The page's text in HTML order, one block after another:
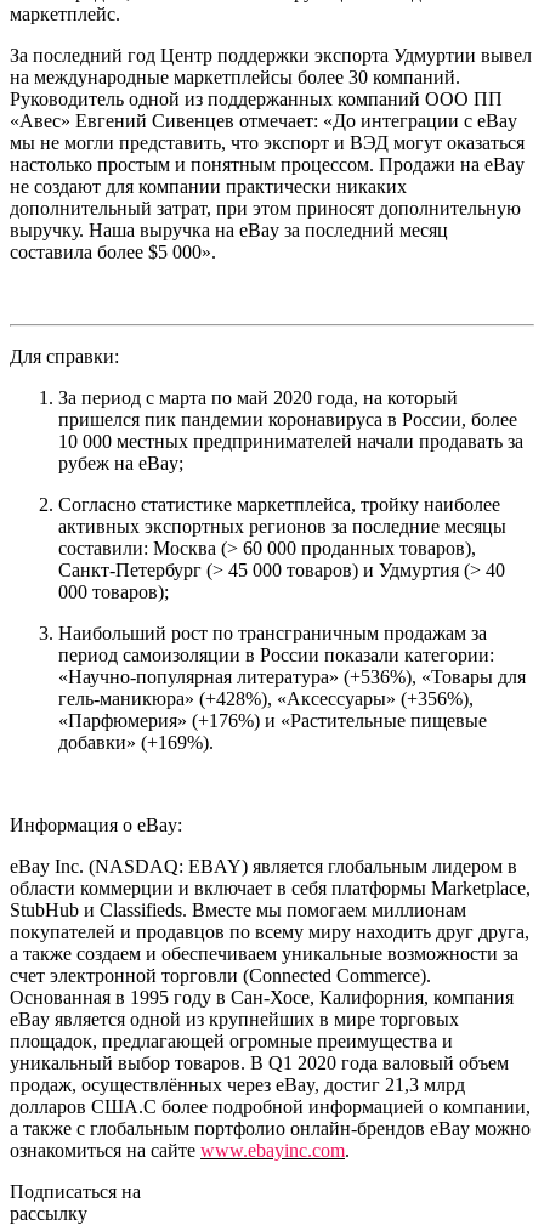
маркетплейс.
За последний год Центр поддержки экспорта Удмуртии вывел
на международные маркетплейсы более 30 компаний.
Руководитель одной из поддержанных компаний ООО ПП
«Авес» Евгений Сивенцев отмечает: «До интеграции с eBay
мы не могли представить, что экспорт и ВЭД могут оказаться
настолько простым и понятным процессом. Продажи на eBay
не создают для компании практически никаких
дополнительный затрат, при этом приносят дополнительную
выручку. Наша выручка на eBay за последний месяц
составила более $5 000».
Для справки:
За период с марта по май 2020 года, на который
пришелся пик пандемии коронавируса в России, более
10 000 местных предпринимателей начали продавать за
рубеж на eBay;
Согласно статистике маркетплейса, тройку наиболее
активных экспортных регионов за последние месяцы
составили: Москва (> 60 000 проданных товаров),
Санкт-Петербург (> 45 000 товаров) и Удмуртия (> 40
000 товаров);
Наибольший рост по трансграничным продажам за
период самоизоляции в России показали категории:
«Научно-популярная литература» (+536%), «Товары для
гель-маникюра» (+428%), «Аксессуары» (+356%),
«Парфюмерия» (+176%) и «Растительные пищевые
добавки» (+169%).
Информация о eBay:
eBay Inc. (NASDAQ: EBAY) является глобальным лидером в
области коммерции и включает в себя платформы Marketplace,
StubHub и Classifieds. Вместе мы помогаем миллионам
покупателей и продавцов по всему миру находить друг друга,
а также создаем и обеспечиваем уникальные возможности за
счет электронной торговли (Connected Commerce).
Основанная в 1995 году в Сан-Хосе, Калифорния, компания
eBay является одной из крупнейших в мире торговых
площадок, предлагающей огромные преимущества и
уникальный выбор товаров. В Q1 2020 года валовый объем
продаж, осуществлённых через eBay, достиг 21,3 млрд
долларов США.С более подробной информацией о компании,
а также с глобальным портфолио онлайн-брендов eBay можно
ознакомиться на сайте www.ebayinc.com.
Подписаться на
рассылку